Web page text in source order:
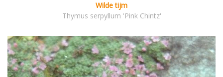
Wilde tijm
Thymus serpyllum 'Pink Chintz'